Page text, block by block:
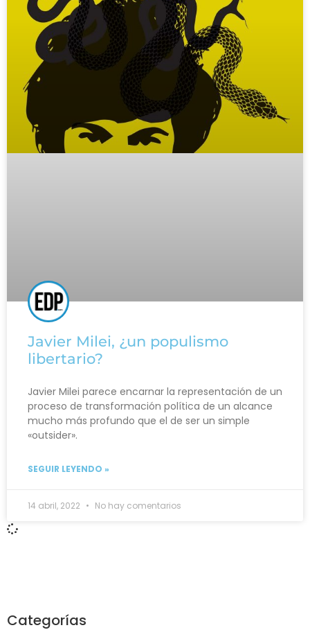
Javier Milei, ¿un populismo
libertario?
Javier Milei parece encarnar la representación de un
proceso de transformación política de un alcance
mucho más profundo que el de ser un simple
«outsider».
SEGUIR LEYENDO »
14 abril, 2022 No hay comentarios
Categorías